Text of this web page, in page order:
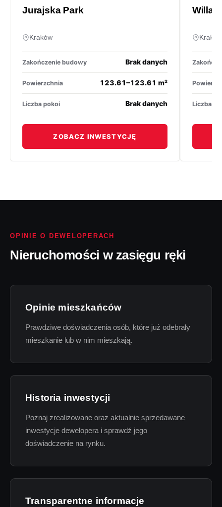
Jurajska Park
Kraków
Zakończenie budowy Brak danych
Powierzchnia 123.61–123.61 m²
Liczba pokoi Brak danych
ZOBACZ INWESTYCJĘ
Willa
Liczba
OPINIE O DEWELOPERACH
Nieruchomości w zasięgu ręki
Opinie mieszkańców
Prawdziwe doświadczenia osób, które już odebrały
mieszkanie lub w nim mieszkają.
Historia inwestycji
Poznaj zrealizowane oraz aktualnie sprzedawane
inwestycje dewelopera i sprawdź jego
doświadczenie na rynku.
Transparentne informacje